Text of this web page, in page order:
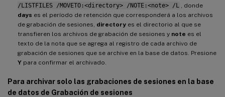
/LISTFILES /MOVETO:<directory> /NOTE:<note> /L
, donde
days es el período de retención que corresponderá a los archivos
de grabación de sesiones, directory es el directorio al que se
transfieren los archivos de grabación de sesiones y note es el
texto de la nota que se agrega al registro de cada archivo de
grabación de sesiones que se archive en la base de datos. Presione
Y para confirmar el archivado.
Para archivar solo las grabaciones de sesiones en la base
de datos de Grabación de sesiones